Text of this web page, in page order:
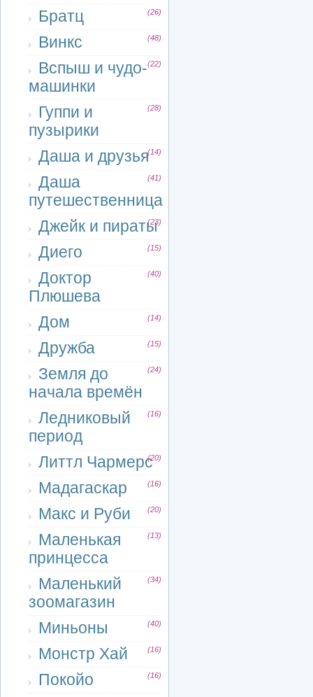
Братц (26)
Винкс (48)
Вспыш и чудо-
машинки
(22)
Гуппи и
пузырики
(28)
Даша и друзья(14)
Даша
путешественница
(41)
Джейк и пираты
(23)
Диего (15)
Доктор
Плюшева
(40)
Дом (14)
Дружба (15)
Земля до
начала времён
(24)
Ледниковый
период
(16)
Литтл Чармерс(20)
Мадагаскар (16)
Макс и Руби (20)
Маленькая
принцесса
(13)
Маленький
зоомагазин
(34)
Миньоны (40)
Монстр Хай (16)
Покойо (16)